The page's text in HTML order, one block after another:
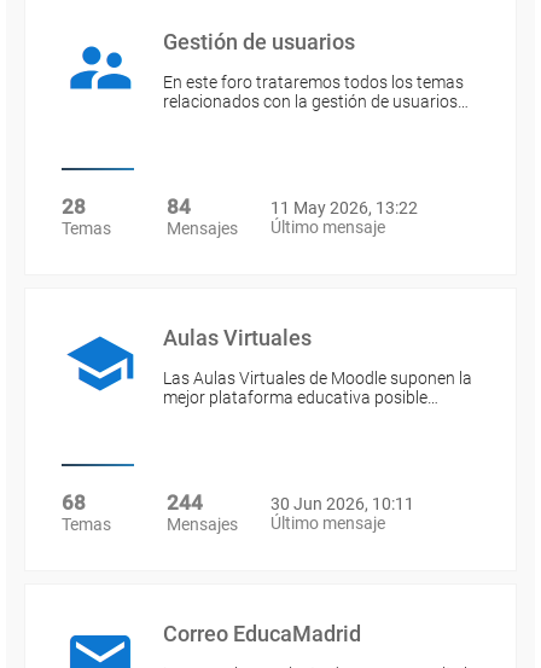
Gestión de usuarios
En este foro trataremos todos los temas
relacionados con la gestión de usuarios…
28
Temas
84
Mensajes
11 May 2026, 13:22
Último mensaje
Aulas Virtuales
Las Aulas Virtuales de Moodle suponen la
mejor plataforma educativa posible…
68
Temas
244
Mensajes
30 Jun 2026, 10:11
Último mensaje
Correo EducaMadrid